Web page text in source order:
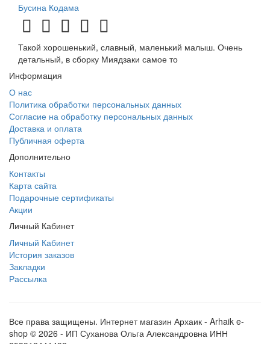
Бусина Кодама
Такой хорошенький, славный, маленький малыш. Очень
детальный, в сборку Миядзаки самое то
Информация
О нас
Политика обработки персональных данных
Согласие на обработку персональных данных
Доставка и оплата
Публичная оферта
Дополнительно
Контакты
Карта сайта
Подарочные сертификаты
Акции
Личный Кабинет
Личный Кабинет
История заказов
Закладки
Рассылка
Все права защищены. Интернет магазин Архаик - Arhaik e-
shop © 2026 - ИП Суханова Ольга Александровна ИНН